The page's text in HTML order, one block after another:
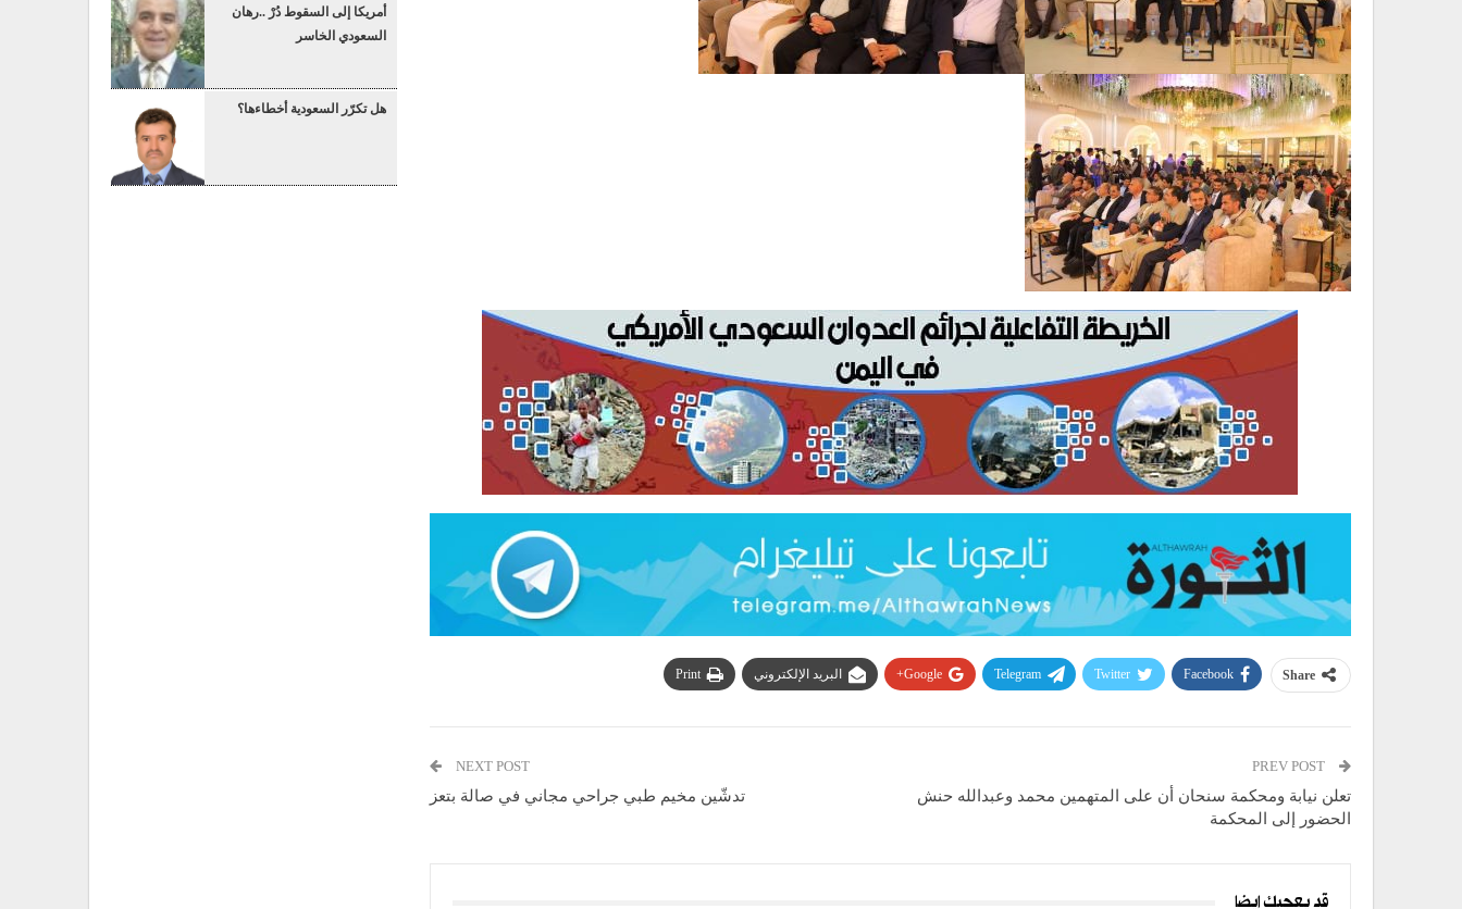
Share
Facebook
Twitter
Telegram
Google+ البريد الإلكتروني Print
تعلن نيابة ومحكمة سنحان أن على المتهمين محمد وعبدالله حنش
الحضور إلى المحكمة
NEXT POST
تدشّين مخيم طبي جراحي مجاني في صالة بتعز
قد يعجبك ايضا
أمريكا إلى السقوط دُرْ ..رهان
السعودي الخاسر
هل تكرّر السعودية أخطاءها؟